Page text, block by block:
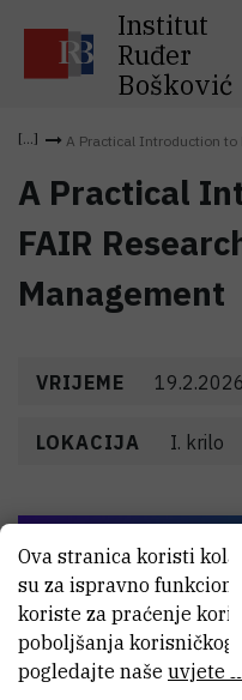
Institut
Ruđer
Bošković
A Practical Introduction to
A Practical
FAIR
Management
VRIJEME
LOKACIJA I. krilo
Ova stranica koristi
su za ispravno
koriste za praćenje
poboljšanja korisničkog
pogledajte naše uvjete